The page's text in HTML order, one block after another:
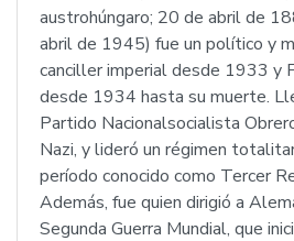
austrohúngaro; 20 de abril de
abril de 1945) fue un político y
canciller imperial desde 1933 y
desde 1934 hasta su muerte.
Partido Nacionalsocialista
Nazi, y lideró un régimen
período conocido como Tercer
Además, fue quien dirigió a
Segunda Guerra Mundial, que